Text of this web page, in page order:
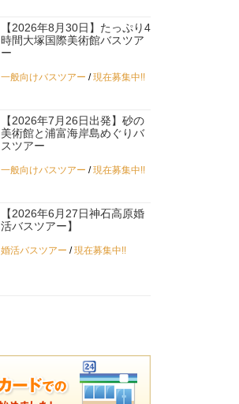
【2026年8月30日】たっぷり4
時間大塚国際美術館バスツア
ー
一般向けバスツアー /現在募集中!!
【2026年7月26日出発】砂の
美術館と浦富海岸島めぐりバ
スツアー
一般向けバスツアー /現在募集中!!
【2026年6月27日神石高原婚
活バスツアー】
婚活バスツアー /現在募集中!!